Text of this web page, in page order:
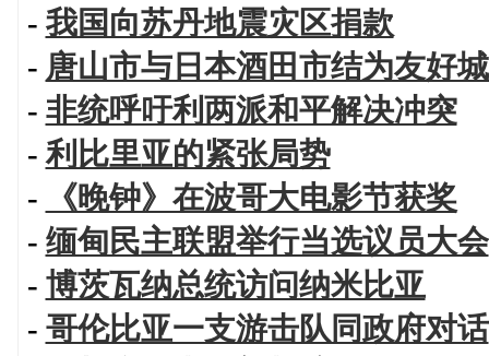
- 我国向苏丹地震灾区捐款
- 唐山市与日本酒田市结为友好
- 非统呼吁利两派和平解决冲突
-利比里亚的紧张局势
-
《晚钟》在波哥大电影节获奖
- 缅甸民主联盟举行当选议员大会
- 博茨瓦纳总统访问纳米比亚
- 哥伦比亚一支游击队同政府对话